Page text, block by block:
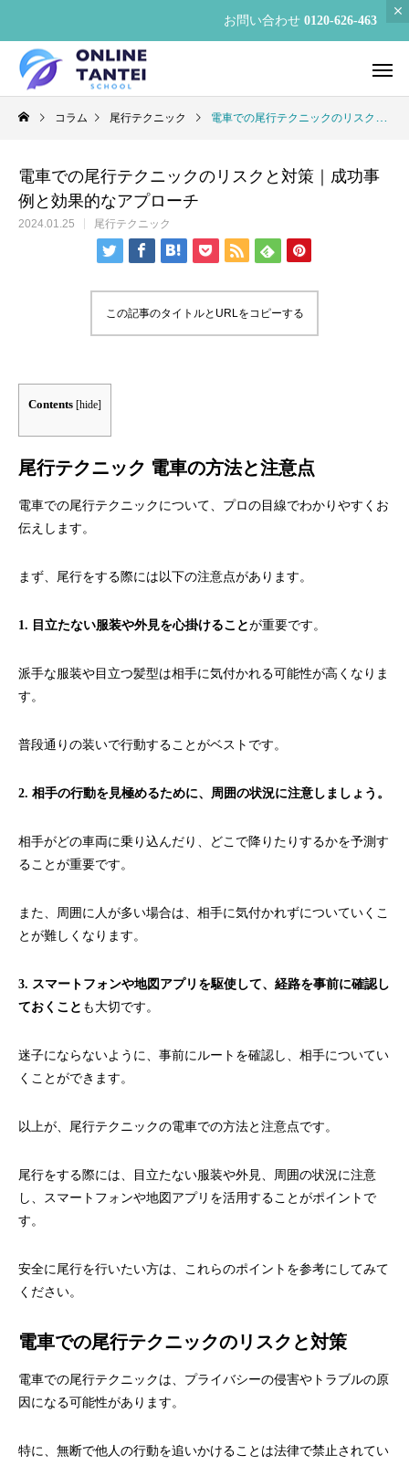
お問い合わせ 0120-626-463
コラム 尾行テクニック 電車での尾行テクニックのリスクと対策｜成功事例と効果的なアプローチ
電車での尾行テクニックのリスクと対策｜成功事
例と効果的なアプローチ
2024.01.25 尾行テクニック
この記事のタイトルとURLをコピーする
Contents [hide]
尾行テクニック 電車の方法と注意点
電車での尾行テクニックについて、プロの目線でわかりやすくお
伝えします。
まず、尾行をする際には以下の注意点があります。
1. 目立たない服装や外見を心掛けることが重要です。
派手な服装や目立つ髪型は相手に気付かれる可能性が高くなりま
す。
普段通りの装いで行動することがベストです。
2. 相手の行動を見極めるために、周囲の状況に注意しましょう。
相手がどの車両に乗り込んだり、どこで降りたりするかを予測す
ることが重要です。
また、周囲に人が多い場合は、相手に気付かれずについていくこ
とが難しくなります。
3. スマートフォンや地図アプリを駆使して、経路を事前に確認し
ておくこと も大切です。
迷子にならないように、事前にルートを確認し、相手についてい
くことができます。
以上が、尾行テクニックの電車での方法と注意点です。
尾行をする際には、目立たない服装や外見、周囲の状況に注意
し、スマートフォンや地図アプリを活用することがポイントで
す。
安全に尾行を行いたい方は、これらのポイントを参考にしてみて
ください。
電車での尾行テクニックのリスクと対策
電車での尾行テクニックは、プライバシーの侵害やトラブルの原
因になる可能性があります。
特に、無断で他人の行動を追いかけることは法律で禁止されてい